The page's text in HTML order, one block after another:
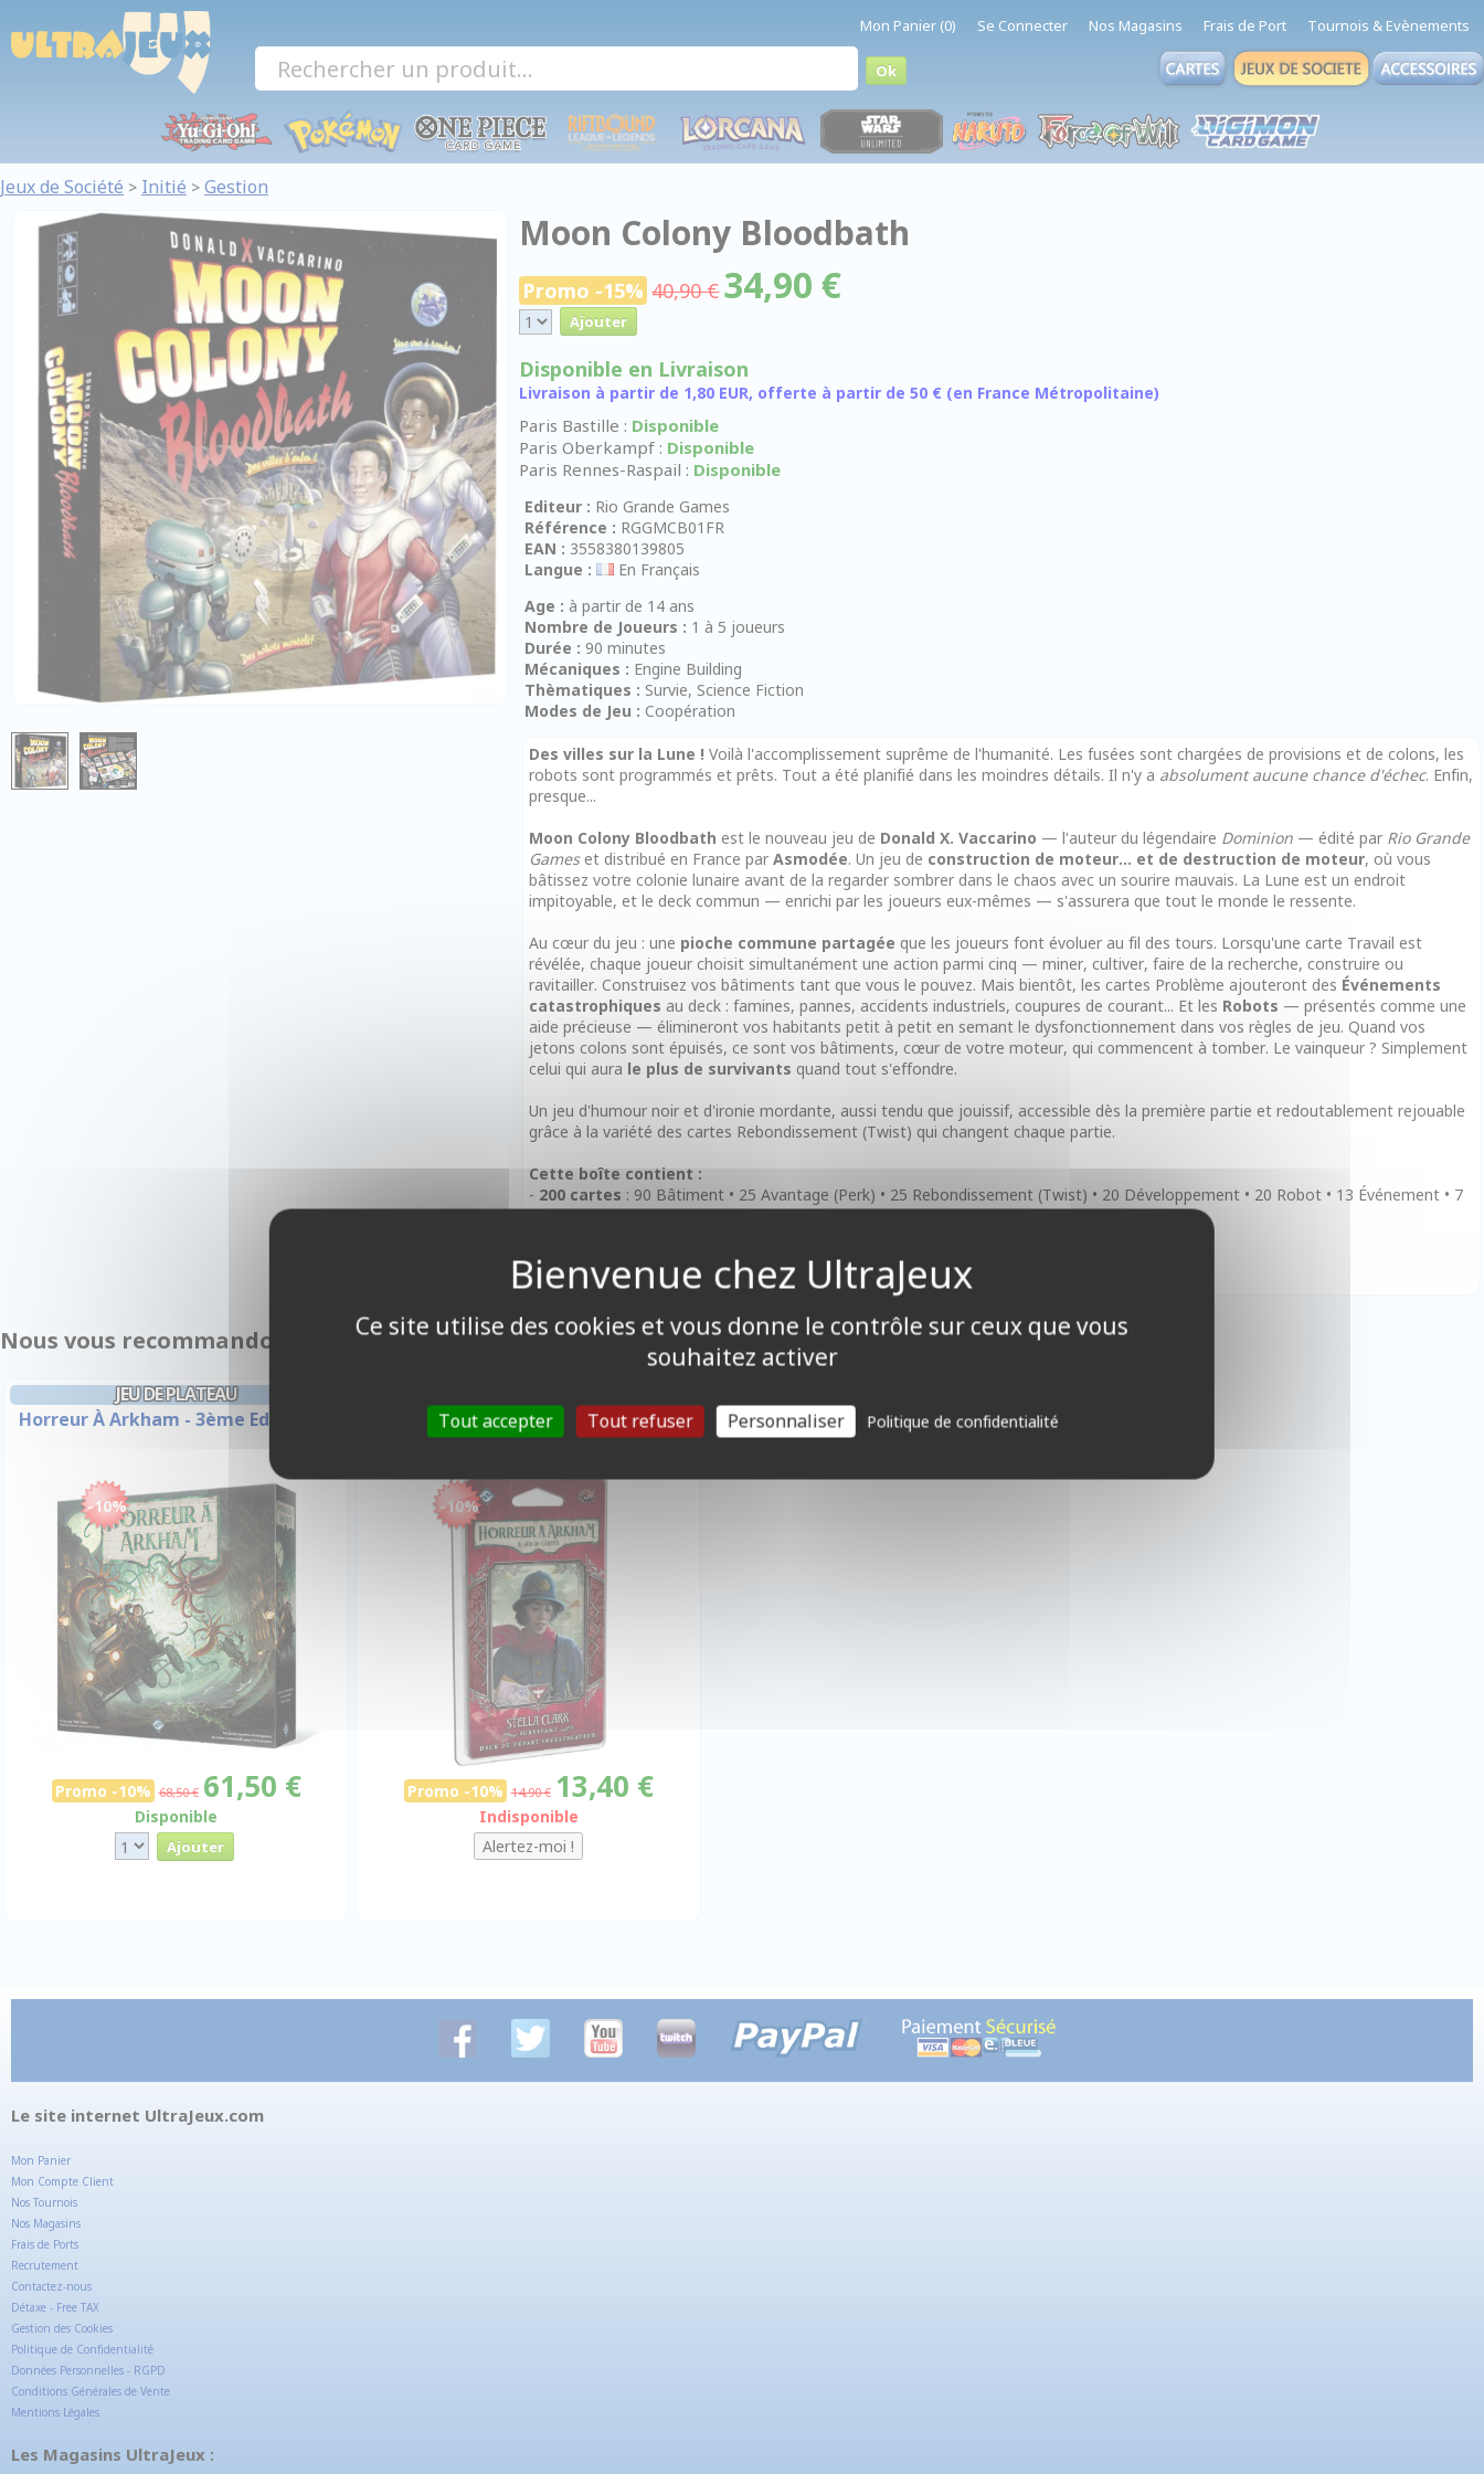
Mon Panier (0) Se Connecter Nos Magasins Frais de Port Tournois & Evènements
Jeux de Société > Initié > Gestion
Moon Colony Bloodbath
Promo -15% 40,90 €34,90 €
Disponible en Livraison
Livraison à partir de 1,80 EUR, offerte à partir de 50 € (en France Métropolitaine)
Paris Bastille : Disponible
Paris Oberkampf : Disponible
Paris Rennes-Raspail : Disponible
Editeur : Rio Grande Games
Référence : RGGMCB01FR
EAN : 3558380139805
Langue :
En Français
Age : à partir de 14 ans
Nombre de Joueurs : 1 à 5 joueurs
Durée : 90 minutes
Mécaniques : Engine Building
Thèmatiques : Survie, Science Fiction
Modes de Jeu : Coopération
Des villes sur la Lune ! Voilà l'accomplissement suprême de l'humanité. Les fusées sont chargées de provisions et de colons, les
robots sont programmés et prêts. Tout a été planifié dans les moindres détails. Il n'y a absolument aucune chance d'échec. Enfin,
presque...
Moon Colony Bloodbath est le nouveau jeu de Donald X. Vaccarino — l'auteur du légendaire Dominion — édité par Rio Grande
Gameset distribué en France parAsmodée. Un jeu de construction de moteur… et de destruction de moteur, où vous
bâtissez votre colonie lunaire avant de la regarder sombrer dans le chaos avec un sourire mauvais. La Lune est un endroit
impitoyable, et le deck commun — enrichi par les joueurs eux-mêmes — s'assurera que tout le monde le ressente.
Au cœur du jeu : une pioche commune partagée que les joueurs font évoluer au fil des tours. Lorsqu'une carte Travail est
révélée, chaque joueur choisit simultanément une action parmi cinq — miner, cultiver, faire de la recherche, construire ou
ravitailler. Construisez vos bâtiments tant que vous le pouvez. Mais bientôt, les cartes Problème ajouteront des Événements
catastrophiques au deck : famines, pannes, accidents industriels, coupures de courant... Et les Robots — présentés comme une
aide précieuse — élimineront vos habitants petit à petit en semant le dysfonctionnement dans vos règles de jeu. Quand vos
jetons colons sont épuisés, ce sont vos bâtiments, cœur de votre moteur, qui commencent à tomber. Le vainqueur ? Simplement
celui qui aura le plus de survivants quand tout s'effondre.
Un jeu d'humour noir et d'ironie mordante, aussi tendu que jouissif, accessible dès la première partie et redoutablement rejouable
grâce à la variété des cartes Rebondissement (Twist) qui changent chaque partie.
Cette boîte contient :
- 200 cartes : 90 Bâtiment • 25 Avantage (Perk) • 25 Rebondissement (Twist) • 20 Développement • 20 Robot • 13 Événement • 7
cartes de Départ
-5 plateaux joueur
(Moon Base)
-
1 règle de jeu
Nous vous recommandons également :
JEU DE PLATEAU
Horreur À Arkham - 3ème Edition
-10%
Promo -10% 68,50 € 61,50 €
Disponible
Horreur À Arkham - Deck
Investigateur : Stella Clark
-10%
Promo -10% 14,90 € 13,40 €
Indisponible
Le site internet UltraJeux.com
Mon Panier
Mon Compte Client
Nos Tournois
Nos Magasins
Frais de Ports
Recrutement
Contactez-nous
Détaxe - Free TAX
Gestion des Cookies
Politique de Confidentialité
Données Personnelles - RGPD
Conditions Générales de Vente
Mentions Légales
Les Magasins UltraJeux :
Panneau de gestion des cookies
Ce site utilise des cookies et vous donne le contrôle sur ceux que vous
souhaitez activer
Tout accepter Tout refuser Personnaliser Politique de confidentialité